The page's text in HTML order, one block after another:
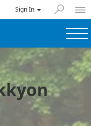
Sign In